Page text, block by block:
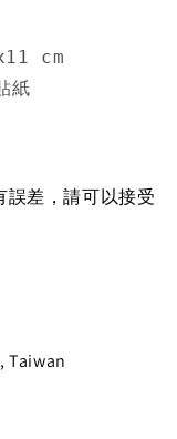
誤差，請可以接受
Taiwan